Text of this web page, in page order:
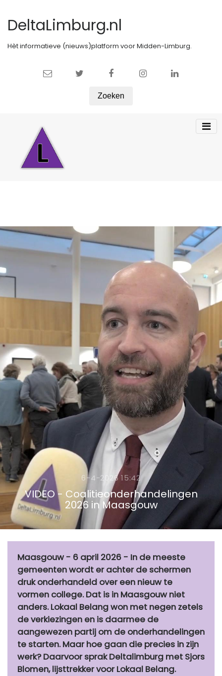
DeltaLimburg.nl
Hèt informatieve (nieuws)platform voor Midden-Limburg.
Zoeken
6-4-2026 15:42
VIDEO - Coalitieonderhandelingen
2026 in Maasgouw
Maasgouw - 6 april 2026 - In de meeste
gemeenten wordt er achter de schermen
druk onderhandeld over een nieuw te
vormen college. Dat is in Maasgouw niet
anders. Lokaal Belang won met negen zetels
de verkiezingen en is daarmee de
aangewezen partij om de onderhandelingen
te starten. Maar hoe gaan die precies in zijn
werk? Daarvoor sprak Deltalimburg met Sjors
Blomen, lijsttrekker voor Lokaal Belang.